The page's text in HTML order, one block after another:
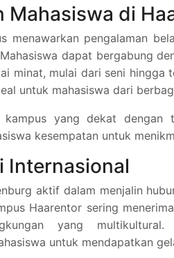
Mahasiswa di
menawarkan pengalaman
dapat bergabung
minat, mulai dari seni hingga
untuk mahasiswa dari
yang dekat dengan
kesempatan untuk
Internasional
aktif dalam menjalin
Haarentor sering
yang
untuk mendapatkan